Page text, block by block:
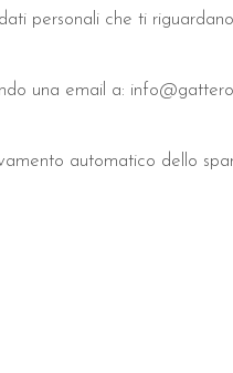
personali che ti
una email a:
automatico dello